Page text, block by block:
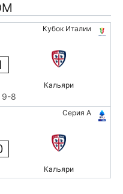
Кубок Италии
Кальяри
9-8
Серия А
Кальяри